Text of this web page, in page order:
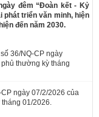
đêm “Đoàn kết - Kỷ
triển văn minh, hiện
đến năm 2030.
36/NQ-CP ngày
thường kỳ tháng
ngày 07/2/2026 của
01/2026.